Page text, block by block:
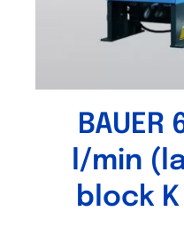
BAUER
l/min
block K